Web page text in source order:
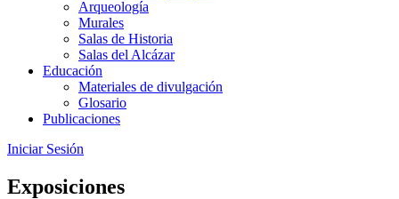
Arqueología
Murales
Salas de Historia
Salas del Alcázar
Educación
Materiales de divulgación
Glosario
Publicaciones
Iniciar Sesión
Exposiciones